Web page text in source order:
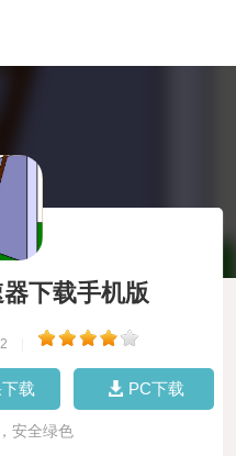
下载手机版
载 PC下载
安全绿色